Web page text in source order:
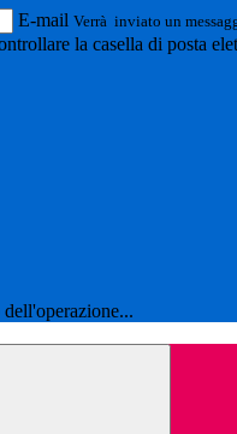
E-mail Verrà inviato un
la casella di posta